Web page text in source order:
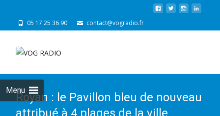
05 17 25 36 90 contact@vogradio.fr
Menu
Royan : le Pavillon bleu de nouveau
attribué à 4 plages de la ville